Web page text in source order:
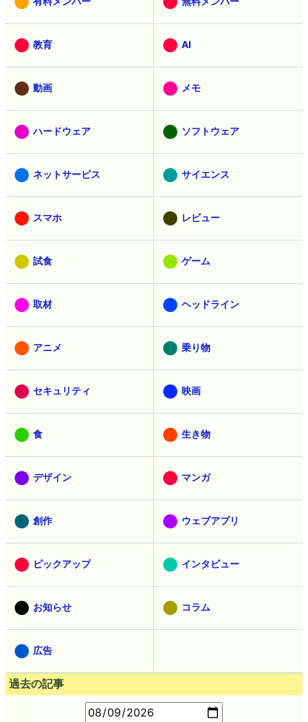
教育 AI
動画 メモ
ハードウェア ソフトウェア
ネットサービス サイエンス
スマホ レビュー
試食 ゲーム
取材 ヘッドライン
アニメ 乗り物
セキュリティ 映画
食 生き物
デザイン マンガ
創作 ウェブアプリ
ピックアップ インタビュー
お知らせ コラム
広告
過去の記事